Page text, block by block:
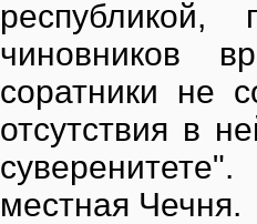
чиновников
соратники не
отсутствия в
местная Чечня.